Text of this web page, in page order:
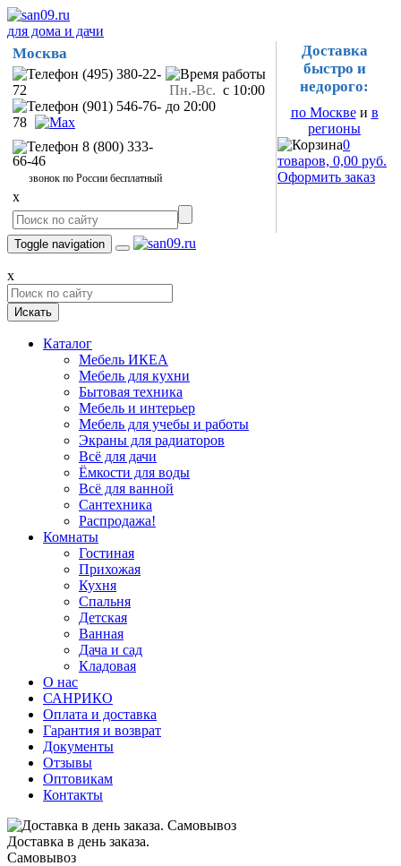
для дома и дачи
Москва
(495) 380-22-
72
(901) 546-76-
78
8 (800) 333-
66-46
звонок по России бесплатный
Пн.-Вс. с 10:00
до 20:00
x
Доставка
быстро и
недорого:
по Москвеи в
регионы
0
товаров, 0,00 руб.
Оформить заказ
Toggle navigation
x
Искать
Каталог
Мебель ИКЕА
Мебель для кухни
Бытовая техника
Мебель и интерьер
Мебель для учебы и работы
Экраны для радиаторов
Всё для дачи
Ёмкости для воды
Всё для ванной
Сантехника
Распродажа!
Комнаты
Гостиная
Прихожая
Кухня
Спальня
Детская
Ванная
Дача и сад
Кладовая
О нас
САНРИКО
Оплата и доставка
Гарантия и возврат
Документы
Отзывы
Оптовикам
Контакты
Доставка в день заказа.
Самовывоз